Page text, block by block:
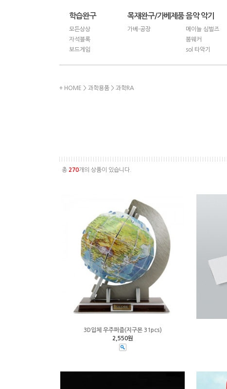
학습완구
모든상상
자석블록
보드게임
목재완구/가베제품
가베-공장
음악 악기
메이늘 심벌즈
붐웨커
sol 타악기
+ HOME > 과학용품 > 과학RA
총 270개의 상품이 있습니다.
3D입체 우주퍼즐(지구본 31pcs)
2,550원